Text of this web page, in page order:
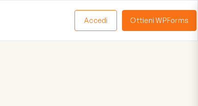
Accedi Ottieni WPForms